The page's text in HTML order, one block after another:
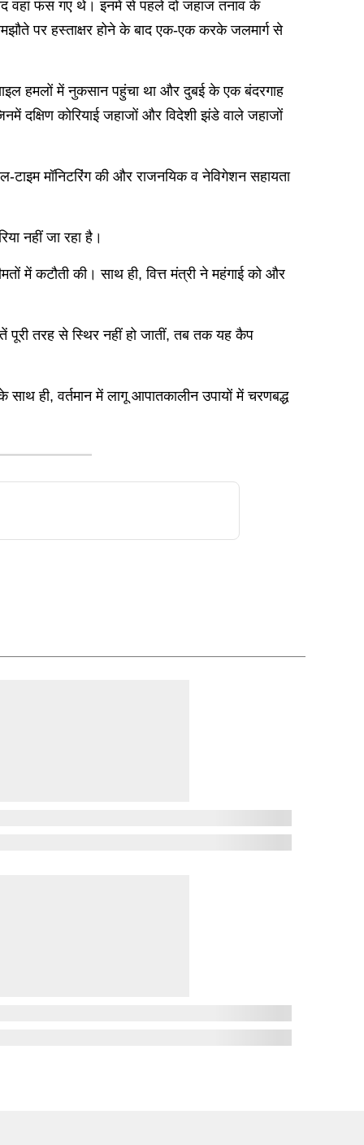
वहां फंस गए थे। इनमें से पहले दो जहाज तनाव के
पर हस्ताक्षर होने के बाद एक-एक करके जलमार्ग से
हमलों में नुकसान पहुंचा था और दुबई के एक बंदरगाह
कोरियाई जहाजों और विदेशी झंडे वाले जहाजों
मॉनिटरिंग की और राजनयिक व नेविगेशन सहायता
नहीं जा रहा है।
में कटौती की। साथ ही, वित्त मंत्री ने महंगाई को और
तरह से स्थिर नहीं हो जातीं, तब तक यह कैप
ही, वर्तमान में लागू आपातकालीन उपायों में चरणबद्ध